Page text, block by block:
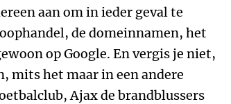
aan om in ieder geval te
de domeinnamen, het
op Google. En vergis je niet,
mits het maar in een andere
Ajax de brandblussers